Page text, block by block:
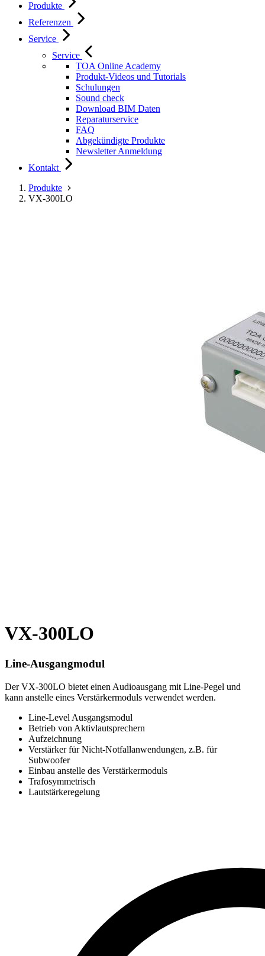
Produkte
Referenzen
Service
Service
TOA Online Academy
Produkt-Videos und Tutorials
Schulungen
Sound check
Download BIM Daten
Reparaturservice
FAQ
Abgekündigte Produkte
Newsletter Anmeldung
Kontakt
Produkte
VX-300LO
VX-300LO
Line-Ausgangmodul
Der VX-300LO bietet einen Audioausgang mit Line-Pegel und
kann anstelle eines Verstärkermoduls verwendet werden.
Line-Level Ausgangsmodul
Betrieb von Aktivlautsprechern
Aufzeichnung
Verstärker für Nicht-Notfallanwendungen, z.B. für
Subwoofer
Einbau anstelle des Verstärkermoduls
Trafosymmetrisch
Lautstärkeregelung